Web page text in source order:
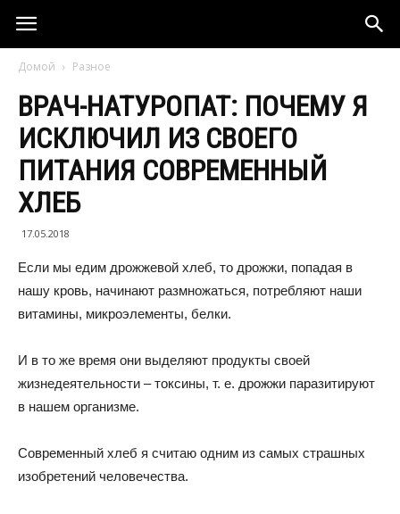
Домой Разное
ВРАЧ-НАТУРОПАТ: ПОЧЕМУ Я
ИСКЛЮЧИЛ ИЗ СВОЕГО
ПИТАНИЯ СОВРЕМЕННЫЙ
ХЛЕБ
17.05.2018
Если мы едим дрожжевой хлеб, то дрожжи, попадая в
нашу кровь, начинают размножаться, потребляют наши
витамины, микроэлементы, белки.
И в то же время они выделяют продукты своей
жизнедеятельности – токсины, т. е. дрожжи паразитируют
в нашем организме.
Современный хлеб я считаю одним из самых страшных
изобретений человечества.